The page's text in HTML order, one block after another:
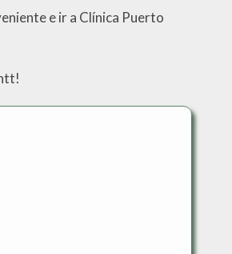
e ir a Clínica Puerto